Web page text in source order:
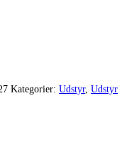
Kategorier: Udstyr, Udstyr